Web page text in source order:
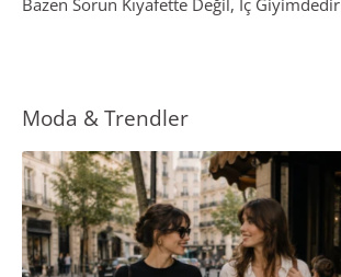
Moda & Trendler